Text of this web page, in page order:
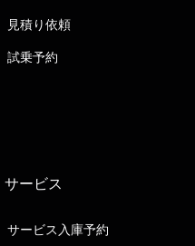
見積り依頼
試乗予約
サービス
サービス入庫予約